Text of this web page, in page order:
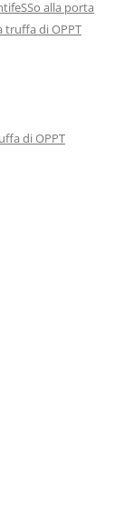
alla porta
truffa di OPPT
di OPPT